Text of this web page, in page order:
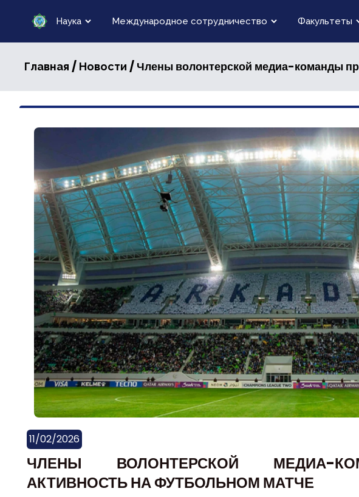
Наука Международное сотрудничество Факультеты
Главная / Новости / Члены волонтерской медиа-команды
11/02/2026
ЧЛЕНЫ ВОЛОНТЕРСКОЙ МЕДИА-
АКТИВНОСТЬ НА ФУТБОЛЬНОМ МАТЧЕ